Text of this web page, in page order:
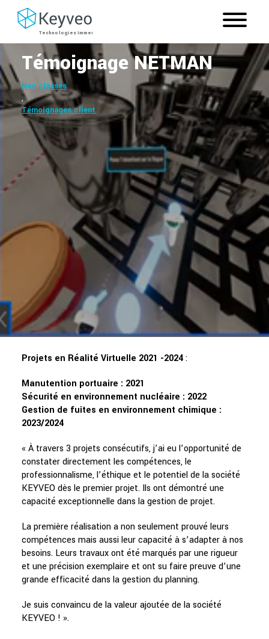
Témoignage NETMAN
Non classés
,
Témoignages client
Projets en Réalité Virtuelle 2021 -2024:
Manutention portuaire : 2021
Sécurité en environnement nucléaire : 2022
Gestion de fuites en environnement chimique :
2023/2024
« À travers 3 projets consécutifs, j’ai eu l’opportunité de
constater directement les compétences, le
professionnalisme, l’éthique et le potentiel de la société
KEYVEO dès le premier projet. Ils ont démontré une
capacité exceptionnelle dans la gestion de projet.
La première réalisation a non seulement prouvé leurs
compétences mais aussi leur capacité à s’adapter à nos
besoins. Leurs travaux ont été marqués par une rigueur
et une précision exemplaire et ont su faire preuve d’une
grande efficacité dans la gestion du planning.
Je suis convaincu de la valeur ajoutée de la société
KEYVEO ! ».